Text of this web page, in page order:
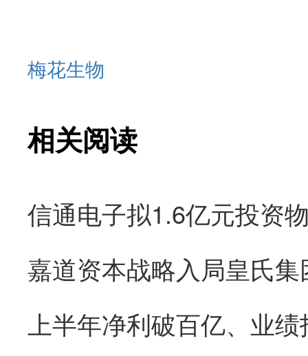
梅花生物
相关阅读